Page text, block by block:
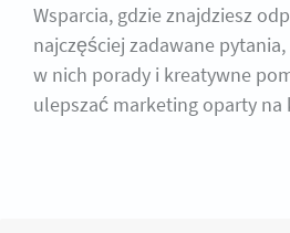
Wsparcia, gdzie znajdziesz
najczęściej zadawane
w nich porady i kreatywne
ulepszać marketing oparty na